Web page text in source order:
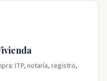
ITP, notaría, registro,